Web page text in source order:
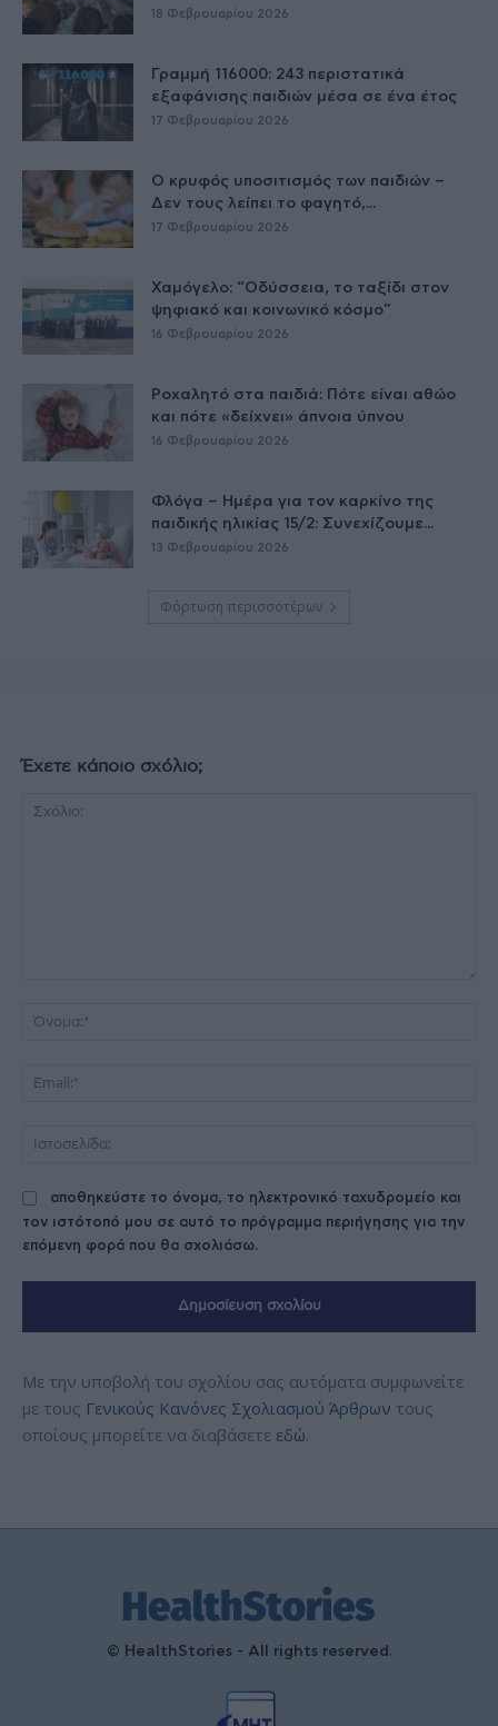
18 Φεβρουαρίου 2026
Γραμμή 116000: 243 περιστατικά
εξαφάνισης παιδιών μέσα σε ένα έτος
17 Φεβρουαρίου 2026
Ο κρυφός υποσιτισμός των παιδιών –
Δεν τους λείπει το φαγητό,...
17 Φεβρουαρίου 2026
Χαμόγελο: “Οδύσσεια, το ταξίδι στον
ψηφιακό και κοινωνικό κόσμο”
16 Φεβρουαρίου 2026
Ροχαλητό στα παιδιά: Πότε είναι αθώο
και πότε «δείχνει» άπνοια ύπνου
16 Φεβρουαρίου 2026
Φλόγα – Ημέρα για τον καρκίνο της
παιδικής ηλικίας 15/2: Συνεχίζουμε...
13 Φεβρουαρίου 2026
Φόρτωση περισσοτέρων
Έχετε κάποιο σχόλιο;
αποθηκεύστε το όνομα, το ηλεκτρονικό ταχυδρομείο και
τον ιστότοπό μου σε αυτό το πρόγραμμα περιήγησης για την
επόμενη φορά που θα σχολιάσω.
Με την υποβολή του σχολίου σας αυτόματα συμφωνείτε
με τους Γενικούς Κανόνες Σχολιασμού Άρθρων τους
οποίους μπορείτε να διαβάσετε εδώ.
© HealthStories - All rights reserved.